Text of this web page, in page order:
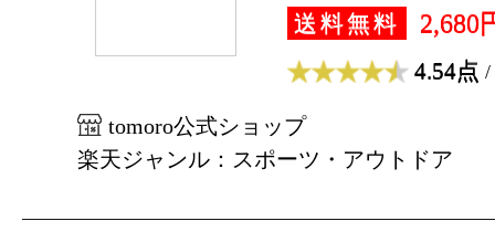
送料無料 2,680
4.54点 /
tomoro公式ショップ
楽天ジャンル：スポーツ・アウトドア